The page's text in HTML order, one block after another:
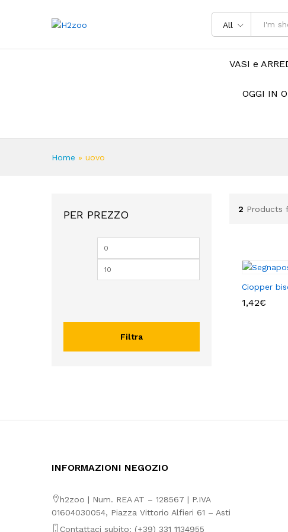
All
VASI e
OGGI IN
Home » uovo
2 Products
Ciopper
1,42€
1,42€
PER PREZZO
Prezzo
Filtra
INFORMAZIONI NEGOZIO
h2zoo | Num. REA AT – 128567 | P.IVA
01604030054, Piazza Vittorio Alfieri 61 – Asti
Contattaci subito: (+39) 331 1134955